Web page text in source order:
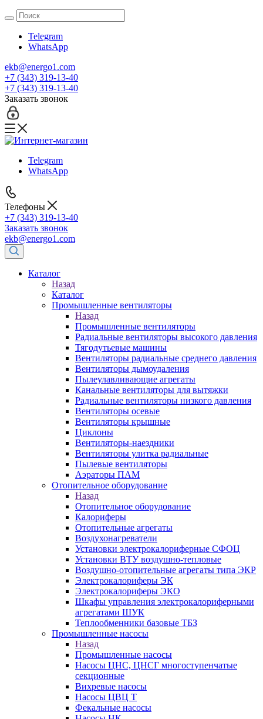
Telegram
WhatsApp
ekb@energo1.com
+7 (343) 319-13-40
+7 (343) 319-13-40
Заказать звонок
Telegram
WhatsApp
Телефоны
+7 (343) 319-13-40
Заказать звонок
ekb@energo1.com
Каталог
Назад
Каталог
Промышленные вентиляторы
Назад
Промышленные вентиляторы
Радиальные вентиляторы высокого давления
Тягодутьевые машины
Вентиляторы радиальные среднего давления
Вентиляторы дымоудаления
Пылеулавливающие агрегаты
Канальные вентиляторы для вытяжки
Радиальные вентиляторы низкого давления
Вентиляторы осевые
Вентиляторы крышные
Циклоны
Вентиляторы-наездники
Вентиляторы улитка радиальные
Пылевые вентиляторы
Аэраторы ПАМ
Отопительное оборудование
Назад
Отопительное оборудование
Калориферы
Отопительные агрегаты
Воздухонагреватели
Установки электрокалориферные СФОЦ
Установки ВТУ воздушно-тепловые
Воздушно-отопительные агрегаты типа ЭКР
Электрокалориферы ЭК
Электрокалориферы ЭКО
Шкафы управления электрокалориферными
агрегатами ШУК
Теплообменники базовые ТБЗ
Промышленные насосы
Назад
Промышленные насосы
Насосы ЦНС, ЦНСГ многоступенчатые
секционные
Вихревые насосы
Насосы ЦВЦ Т
Фекальные насосы